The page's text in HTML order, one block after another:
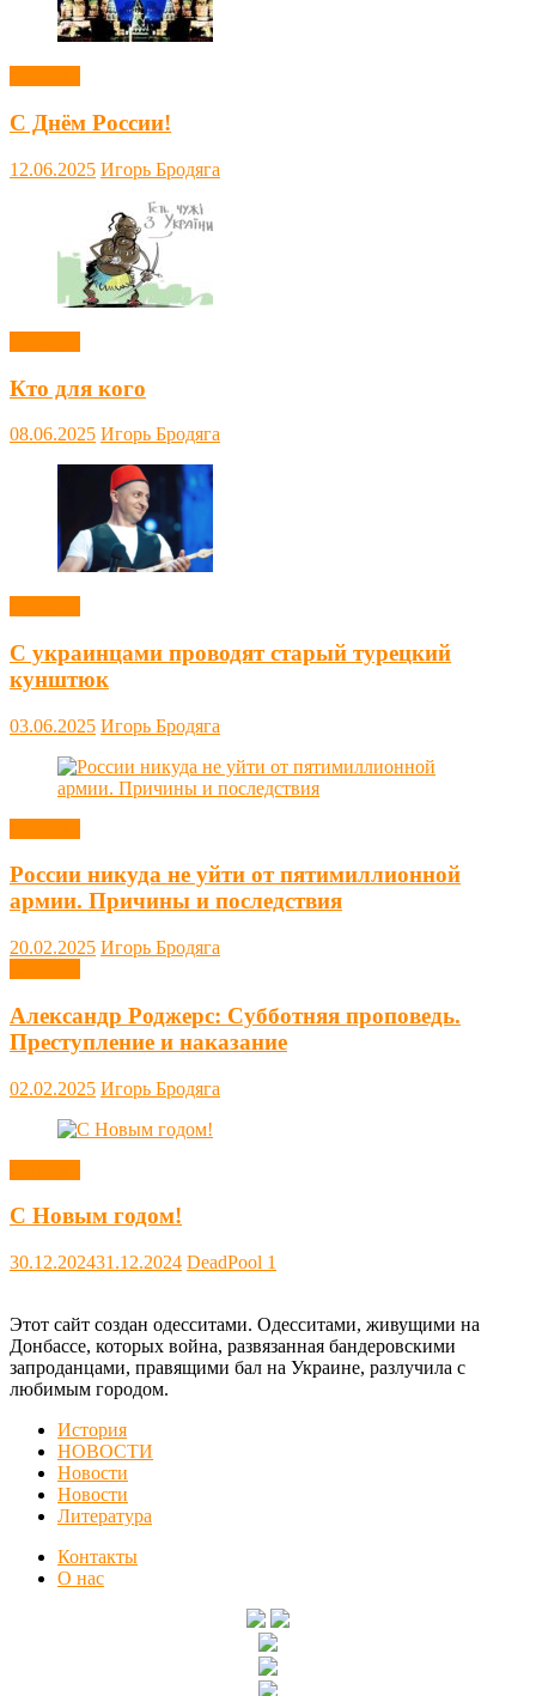
С Днём России!
12.06.2025 Игорь Бродяга
Кто для кого
08.06.2025 Игорь Бродяга
С украинцами проводят старый турецкий
кунштюк
03.06.2025 Игорь Бродяга
России никуда не уйти от пятимиллионной
армии. Причины и последствия
20.02.2025 Игорь Бродяга
Александр Роджерс: Субботняя проповедь.
Преступление и наказание
02.02.2025 Игорь Бродяга
С Новым годом!
30.12.202431.12.2024 DeadPool 1
Этот сайт создан одесситами. Одесситами, живущими на
Донбассе, которых война, развязанная бандеровскими
запроданцами, правящими бал на Украине, разлучила с
любимым городом.
История
НОВОСТИ
Новости
Новости
Литература
Контакты
О нас